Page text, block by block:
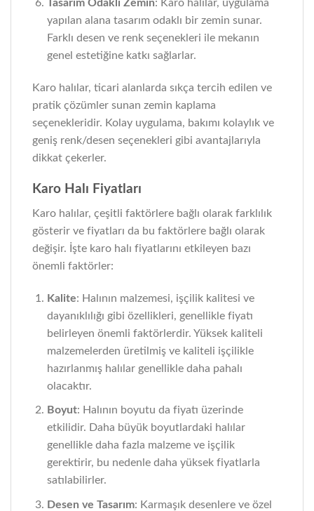
Tasarım Odaklı Zemin: Karo halılar, uygulama
yapılan alana tasarım odaklı bir zemin sunar.
Farklı desen ve renk seçenekleri ile mekanın
genel estetiğine katkı sağlarlar.
Karo halılar, ticari alanlarda sıkça tercih edilen ve
pratik çözümler sunan zemin kaplama
seçenekleridir. Kolay uygulama, bakımı kolaylık ve
geniş renk/desen seçenekleri gibi avantajlarıyla
dikkat çekerler.
Karo Halı Fiyatları
Karo halılar, çeşitli faktörlere bağlı olarak farklılık
gösterir ve fiyatları da bu faktörlere bağlı olarak
değişir. İşte karo halı fiyatlarını etkileyen bazı
önemli faktörler:
Kalite: Halının malzemesi, işçilik kalitesi ve
dayanıklılığı gibi özellikleri, genellikle fiyatı
belirleyen önemli faktörlerdir. Yüksek kaliteli
malzemelerden üretilmiş ve kaliteli işçilikle
hazırlanmış halılar genellikle daha pahalı
olacaktır.
Boyut: Halının boyutu da fiyatı üzerinde
etkilidir. Daha büyük boyutlardaki halılar
genellikle daha fazla malzeme ve işçilik
gerektirir, bu nedenle daha yüksek fiyatlarla
satılabilirler.
Desen ve Tasarım: Karmaşık desenlere ve özel